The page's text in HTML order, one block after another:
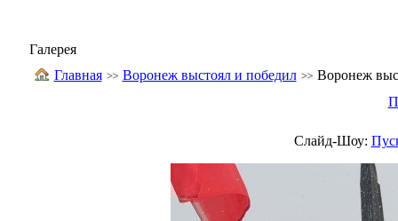
Галерея
Главная
Воронеж выстоял и победил
Воронеж
Слайд-Шоу: